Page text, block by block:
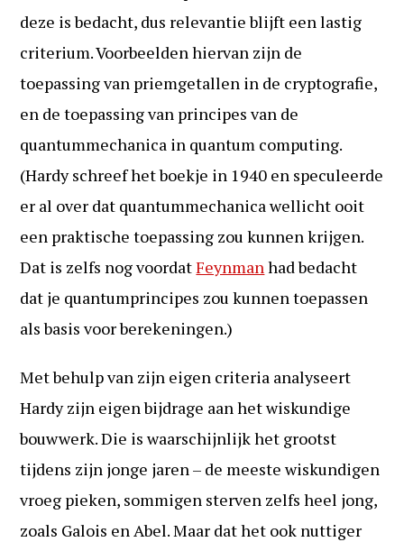
deze is bedacht, dus relevantie blijft een lastig
criterium. Voorbeelden hiervan zijn de
toepassing van priemgetallen in de cryptografie,
en de toepassing van principes van de
quantummechanica in quantum computing.
(Hardy schreef het boekje in 1940 en speculeerde
er al over dat quantummechanica wellicht ooit
een praktische toepassing zou kunnen krijgen.
Dat is zelfs nog voordatFeynmanhad bedacht
dat je quantumprincipes zou kunnen toepassen
als basis voor berekeningen.)
Met behulp van zijn eigen criteria analyseert
Hardy zijn eigen bijdrage aan het wiskundige
bouwwerk. Die is waarschijnlijk het grootst
tijdens zijn jonge jaren – de meeste wiskundigen
vroeg pieken, sommigen sterven zelfs heel jong,
zoals Galois en Abel. Maar dat het ook nuttiger